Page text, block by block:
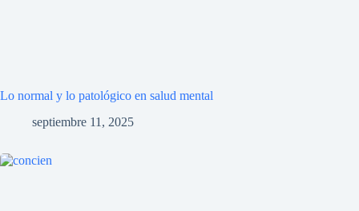
Lo normal y lo patológico en salud mental
septiembre 11, 2025